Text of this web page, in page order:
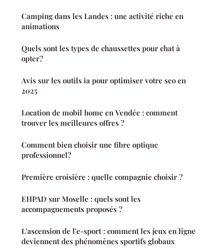
Camping dans les Landes : une activité riche en
animations
Quels sont les types de chaussettes pour chat à
opter?
Avis sur les outils ia pour optimiser votre seo en
2025
Location de mobil home en Vendée : comment
trouver les meilleures offres ?
Comment bien choisir une fibre optique
professionnel?
Première croisière : quelle compagnie choisir ?
EHPAD sur Moselle : quels sont les
accompagnements proposés ?
L'ascension de l'e-sport : comment les jeux en ligne
deviennent des phénomènes sportifs globaux